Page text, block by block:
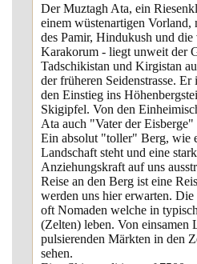
Der Muztagh Ata, ein
einem wüstenartigen
des Pamir, Hindukush und die
Karakorum - liegt unweit der
Tadschikistan und Kirgistan
der früheren Seidenstrasse.
den Einstieg ins
Skigipfel. Von den
Ata auch "Vater der Eisberge"
Ein absolut "toller" Berg, wie
Landschaft steht und eine
Anziehungskraft auf uns
Reise an den Berg ist eine
werden uns hier erwarten.
oft Nomaden welche in
(Zelten) leben. Von einsamen
pulsierenden Märkten in den
sehen.